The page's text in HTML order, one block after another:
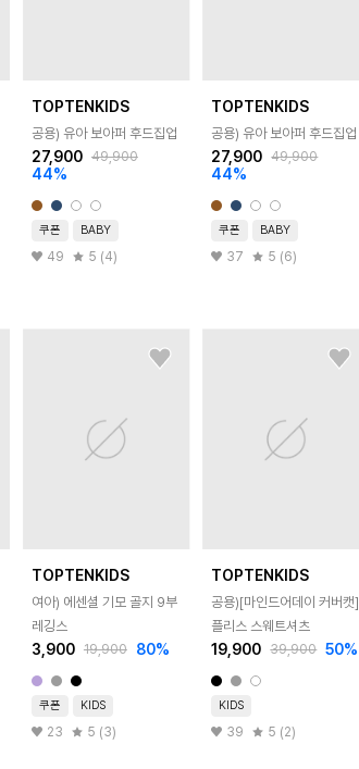
TOPTENKIDS
공용) 유아 보아퍼 후드집업
27,900 49,900
44%
쿠폰 BABY
49 5 (4)
TOPTENKIDS
공용) 유아 보아퍼 후드집업
27,900 49,900
44%
쿠폰 BABY
37 5 (6)
TOPTENKIDS
여아) 에센셜 기모 골지 9부
레깅스
3,900 19,900 80%
쿠폰 KIDS
23 5 (3)
TOPTENKIDS
공용)[마인드어데이 커버캣]
플리스 스웨트셔츠
19,900 39,900 50%
KIDS
39 5 (2)